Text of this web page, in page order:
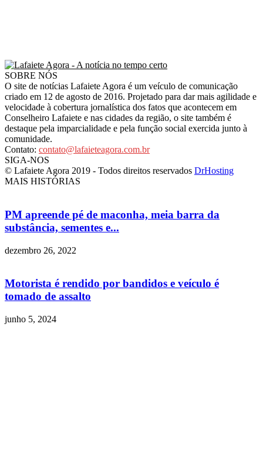
SOBRE NÓS
O site de notícias Lafaiete Agora é um veículo de comunicação
criado em 12 de agosto de 2016. Projetado para dar mais agilidade e
velocidade à cobertura jornalística dos fatos que acontecem em
Conselheiro Lafaiete e nas cidades da região, o site também é
destaque pela imparcialidade e pela função social exercida junto à
comunidade.
Contato: contato@lafaieteagora.com.br
SIGA-NOS
© Lafaiete Agora 2019 - Todos direitos reservados DrHosting
MAIS HISTÓRIAS
PM apreende pé de maconha, meia barra da
substância, sementes e...
dezembro 26, 2022
Motorista é rendido por bandidos e veículo é
tomado de assalto
junho 5, 2024